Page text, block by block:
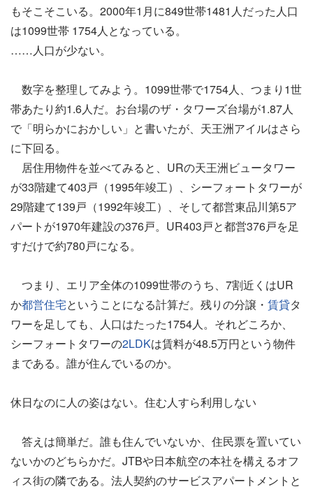
もそこそこいる。2000年1月に849世帯1481人だった人口
は1099世帯 1754人となっている。
……人口が少ない。
数字を整理してみよう。1099世帯で1754人、つまり1世
帯あたり約1.6人だ。お台場のザ・タワーズ台場が1.87人
で「明らかにおかしい」と書いたが、天王洲アイルはさら
に下回る。
居住用物件を並べてみると、URの天王洲ビュータワー
が33階建て403戸（1995年竣工）、シーフォートタワーが
29階建て139戸（1992年竣工）、そして都営東品川第5ア
パートが1970年建設の376戸。UR403戸と都営376戸を足
すだけで約780戸になる。
つまり、エリア全体の1099世帯のうち、7割近くはUR
か都営住宅ということになる計算だ。残りの分譲・ 賃貸タ
ワーを足しても、人口はたった1754人。それどころか、
シーフォートタワーの2LDKは賃料が48.5万円という物件
まである。誰が住んでいるのか。
休日なのに人の姿はない。住む人すら利用しない
答えは簡単だ。誰も住んでいないか、住民票を置いてい
ないかのどちらかだ。JTBや日本航空の本社を構えるオフ
ィス街の隣である。法人契約のサービスアパートメントと